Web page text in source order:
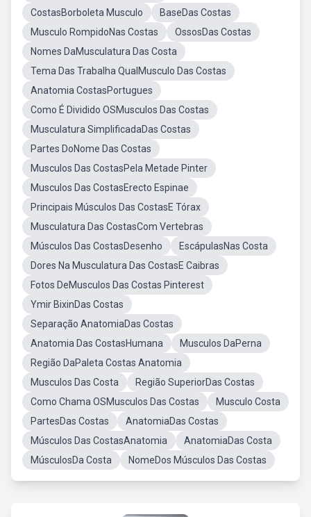
CostasBorboleta Musculo
BaseDas Costas
Musculo RompidoNas Costas
OssosDas Costas
Nomes DaMusculatura Das Costa
Tema Das Trabalha QualMusculo Das Costas
Anatomia CostasPortugues
Como É Dividido OSMusculos Das Costas
Musculatura SimplificadaDas Costas
Partes DoNome Das Costas
Musculos Das CostasPela Metade Pinter
Musculos Das CostasErecto Espinae
Principais Músculos Das CostasE Tórax
Musculatura Das CostasCom Vertebras
Músculos Das CostasDesenho
EscápulasNas Costa
Dores Na Musculatura Das CostasE Caibras
Fotos DeMusculos Das Costas Pinterest
Ymir BixinDas Costas
Separação AnatomiaDas Costas
Anatomia Das CostasHumana
Musculos DaPerna
Região DaPaleta Costas Anatomia
Musculos Das Costa
Região SuperiorDas Costas
Como Chama OSMusculos Das Costas
Musculo Costa
PartesDas Costas
AnatomiaDas Costas
Músculos Das CostasAnatomia
AnatomiaDas Costa
MúsculosDa Costa
NomeDos Músculos Das Costas